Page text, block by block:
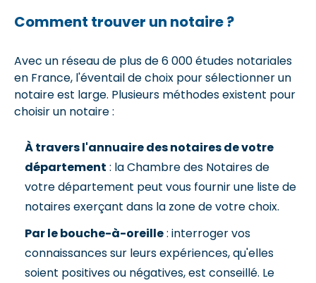
Comment trouver un notaire ?
Avec un réseau de plus de 6 000 études notariales
en France, l'éventail de choix pour sélectionner un
notaire est large. Plusieurs méthodes existent pour
choisir un notaire :
À travers l'annuaire des notaires de votre
département : la Chambre des Notaires de
votre département peut vous fournir une liste de
notaires exerçant dans la zone de votre choix.
Par le bouche-à-oreille: interroger vos
connaissances sur leurs expériences, qu'elles
soient positives ou négatives, est conseillé. Le